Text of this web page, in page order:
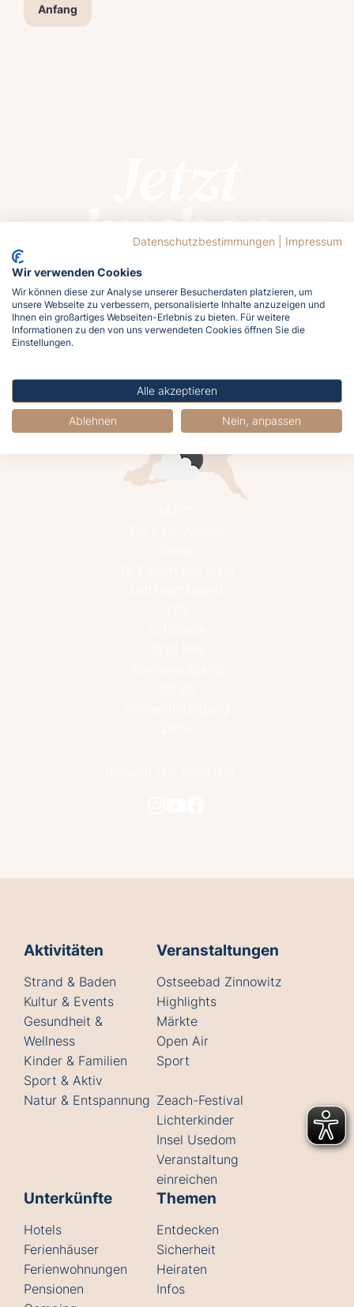
Anfang
buchen
Lasst euch von der Ostsee rufen!
Meldet euch jetzt an und holt euch das
Meergefühl nach Hause!
Jetzt buchen
Aktivitäten
Strand & Baden
Kultur & Events
Gesundheit &
Wellness
Kinder & Familien
Sport & Aktiv
Natur & Entspannung
Veranstaltungen
Ostseebad Zinnowitz
Highlights
Märkte
Open Air
Sport
Zeach-Festival
Lichterkinder
Insel Usedom
Veranstaltung
einreichen
Unterkünfte
Hotels
Ferienhäuser
Ferienwohnungen
Pensionen
Themen
Entdecken
Sicherheit
Heiraten
Infos
Datenschutzbestimmungen Impressum
Wir verwenden Cookies
Wir können diese zur Analyse unserer Besucherdaten platzieren, um
unsere Webseite zu verbessern, personalisierte Inhalte anzuzeigen und
Ihnen ein großartiges Webseiten-Erlebnis zu bieten. Für weitere
Informationen zu den von uns verwendeten Cookies öffnen Sie die
Einstellungen.
Alle akzeptieren
Ablehnen Nein, anpassen